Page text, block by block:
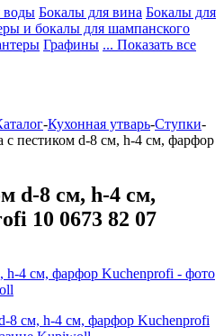
воды Бокалы для вина Бокалы для
и бокалы для шампанского
Графины ... Показать все
-Кухонная утварь-Ступки-
с пестиком d-8 см, h-4 см, фарфор
d-8 см, h-4 см,
10 0673 82 07